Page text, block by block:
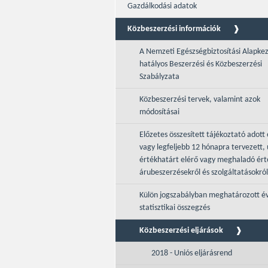
Gazdálkodási adatok
Közbeszerzési információk
A Nemzeti Egészségbiztosítási
hatályos Beszerzési és Közbeszerzési
Szabályzata
Közbeszerzési tervek, valamint azok
módosításai
Előzetes összesített tájékoztató adott
vagy legfeljebb 12 hónapra tervezett,
értékhatárt elérő vagy meghaladó
árubeszerzésekről és szolgáltatásokról
Külön jogszabályban meghatározott
statisztikai összegzés
Közbeszerzési eljárások
2018 - Uniós eljárásrend